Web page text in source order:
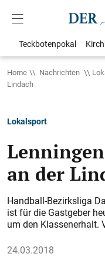
Teckbotenpokal
Home Nachrichten
Lindach
Lokalsport
an der
Handball-Bezirksliga
ist für die Gastgeber
um den Klassenerhalt.
24.03.2018